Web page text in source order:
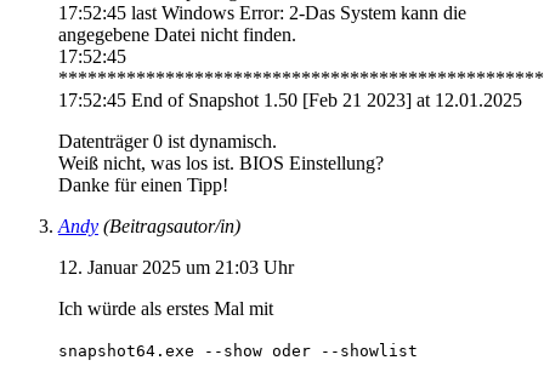
17:52:45 last Windows Error: 2-Das System kann die
angegebene Datei nicht finden.
17:52:45
17:52:45 End of Snapshot 1.50 [Feb 21 2023] at 12.01.2025
Datenträger 0 ist dynamisch.
Weiß nicht, was los ist. BIOS Einstellung?
Danke für einen Tipp!
Andy (Beitragsautor/in)
12. Januar 2025 um 21:03 Uhr
Ich würde als erstes Mal mit
snapshot64.exe --show oder --showlist